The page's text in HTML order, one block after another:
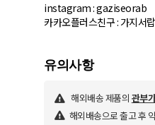
instagram : gaziseorab
유의사항
해외배송 제품의 관부
해외배송으로 출고 후